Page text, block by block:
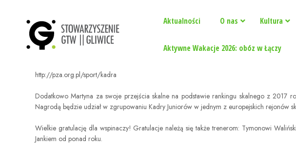
Aktualności O nas Kultura
Aktywne Wakacje 2026: obóz w Łączy
http://pza.org.pl/sport/kadra
Dodatkowo Martyna za swoje przejścia skalne na podstawie rankingu skalnego z 2017
Nagrodą będzie udział w zgrupowaniu Kadry Juniorów w jednym z europejskich rejonów
Wielkie gratulację dla wspinaczy! Gratulacje należą się także trenerom: Tymonowi
Jankiem od ponad roku.